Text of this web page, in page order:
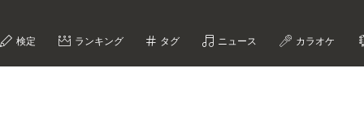
検定 ランキング タグ ニュース カラオケ